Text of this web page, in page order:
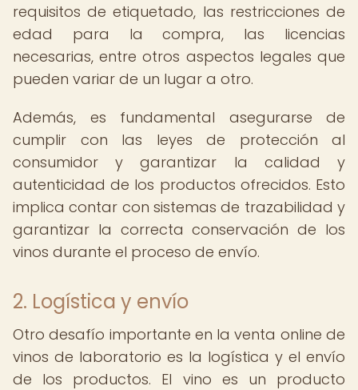
requisitos de etiquetado, las restricciones de
edad para la compra, las licencias
necesarias, entre otros aspectos legales que
pueden variar de un lugar a otro.
Además, es fundamental asegurarse de
cumplir con las leyes de protección al
consumidor y garantizar la calidad y
autenticidad de los productos ofrecidos. Esto
implica contar con sistemas de trazabilidad y
garantizar la correcta conservación de los
vinos durante el proceso de envío.
2. Logística y envío
Otro desafío importante en la venta online de
vinos de laboratorio es la logística y el envío
de los productos. El vino es un producto